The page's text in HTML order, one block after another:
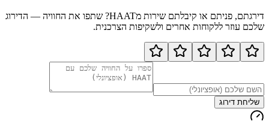
דירגתם, פניתם או קיבלתם שירות מHAAT? שתפו את החוויה — הדירוג
שלכם עוזר ללקוחות אחרים ולשקיפות הצרכנית.
שליחת דירוג